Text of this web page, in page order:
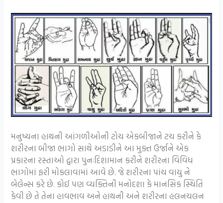
મનુષ્યના હાથની આંગળીઓની ટોચ એકબીજાને ટચ કરીને કે
શરીરના બીજા ભાગો સાથે અડાડીને આ મુક્ત ઉર્જાને એક
પ્રકારના રસ્તાઓ દ્વારા પુનઃદિશામાન કરીને શરીરના વિવિધ
ભાગોમાં ફરી મોકલાવામાં આવે છે. જે શરીરના પાંચ વાયુ ને
બેલેન્સ કરે છે. કોઈ પણ વ્યક્તિની મનોદશા કે માનસિક સ્થિતિ
કેવી છે તે તેના હાવભાવ અને હાથની અને શરીરના હલનચલન